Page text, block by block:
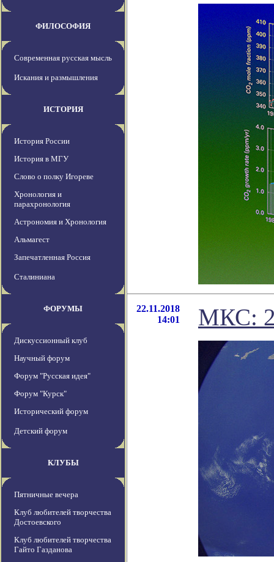
ФИЛОСОФИЯ
Современная русская мысль
Искания и размышления
ИСТОРИЯ
История России
История в МГУ
Слово о полку Игореве
Хронология и
парахронология
Астрономия и Хронология
Альмагест
Запечатленная Россия
Сталиниана
ФОРУМЫ
Дискуссионный клуб
Научный форум
Форум "Русская идея"
Форум "Курск"
Исторический форум
Детский форум
КЛУБЫ
Пятничные вечера
Клуб любителей творчества
Достоевского
Клуб любителей творчества
Гайто Газданова
22.11.2018
14:01
МКС: